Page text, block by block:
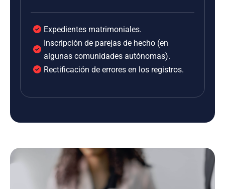
Expedientes matrimoniales.
Inscripción de parejas de hecho (en
algunas comunidades autónomas).
Rectificación de errores en los registros.